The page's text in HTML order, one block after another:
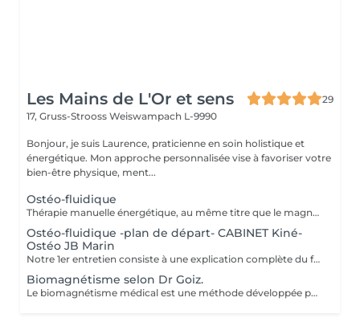
Les Mains de L'Or et sens
29
17, Gruss-Strooss Weiswampach L-9990
Bonjour, je suis Laurence, praticienne en soin holistique et
énergétique. Mon approche personnalisée vise à favoriser votre
bien-être physique, ment...
Ostéo-fluidique
Thérapie manuelle énergétique, au même titre que le magnétisme, à la différence que celui-ci permet un décodage biologique et permet la libération émotionnelle. L'ostéofluidique permet de travailler directement sur l'énergie des os, articulations, organes, glandes et de tous les systèmes énergétiques du corps, sans aucune manipulation ni cracking. Mon travail consiste à mettre en lumière ces blocages et de les libérer. À la rencontre des maux et mots. - douleurs. - traumas. - blocages physiques et émotionnels. -
Ostéo-fluidique -plan de départ- CABINET Kiné-
Ostéo JB Marin
Notre 1er entretien consiste à une explication complète du fonctionne de l'Ostéofluidique ainsi que de voir notre plan d'action et le nombre de séance à fixer selon votre problématique.
Biomagnétisme selon Dr Goiz.
Le biomagnétisme médical est une méthode développée par le Dr Isaac Goiz Durán, qui utilise des paires d'aimants pour rééquilibrer le pH du corps et soutenir son processus naturel d'auto-régulation. Comment ça fonctionne ? Chaque organe possède une fréquence énergétique spécifique. Lorsqu'un déséquilibre apparaît (stress, émotions, virus, bactéries, champignons), cela modifie localement le pH du corps. En appliquant des aimants sur des points précis, on restaure cet équilibre, ce qui favorise le bon fonctionnement des systèmes internes. Pourquoi consulter ? Le biomagnétisme peut accompagner l'organisme dans de nombreuses situations : fatigue chronique, stress, troubles du sommeil douleurs physiques, troubles digestifs déséquilibres hormonaux ou émotionnels baisse d'énergie, récupération lente Et la science dans tout ça ? Des études en biophysique et en médecine énergétique ont montré que les champs magnétiques peuvent influencer certaines fonctions biologiques, notamment la circulation ionique, la microcirculation et la réponse cellulaire. Le biomagnétisme s'appuie sur ces bases pour proposer une approche douce et complémentaire. Bien que la recherche soit encore en développement, de plus en plus de praticiens et de patients constatent des résultats positifs et durables. Formée par le Dr Enrique de Juin Gonzales de Castejón, élève direct du Dr Goiz, je pratique cette méthode avec précision et bienveillance pour vous accompagner vers un mieux-être global. Une technique naturelle, non invasive et complémentaire, qui agit sur les causes profondes du déséquilibre.